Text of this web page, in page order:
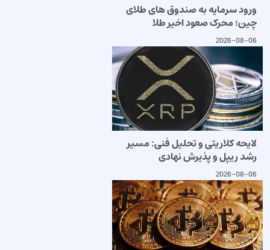
ورود سرمایه به صندوق های طلای
چین؛ محرک صعود اخیر طلا
2026-08-06
لایحه کلاریتی و تحلیل فنی: مسیر
رشد ریپل و پذیرش نهادی
2026-08-06